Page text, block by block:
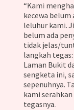
“Kami
kecewa belum
leluhur kami.
belum ada
tidak jelas/
langkah
Laman Bukit
sengketa ini,
sepenuhnya.
kami
tegasnya.